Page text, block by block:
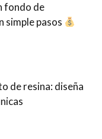
fondo de
simple pasos
de resina: diseña